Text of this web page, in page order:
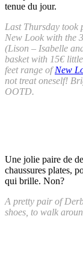
tenue du jour.
Last Thursday took
New Look with the
(Lison – Isabelle
basket with 15€
feet range ofNew
not treat oneself!
OOTD.
Une jolie paire de
chaussures plates,
qui brille. Non?
A pretty pair of
shoes, to walk